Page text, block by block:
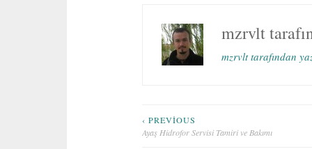
mzrvlt
mzrvlt tarafından
Yazı
‹ PREVIOUS
Ayaş Hidrofor Servisi Tamiri ve Bakımı